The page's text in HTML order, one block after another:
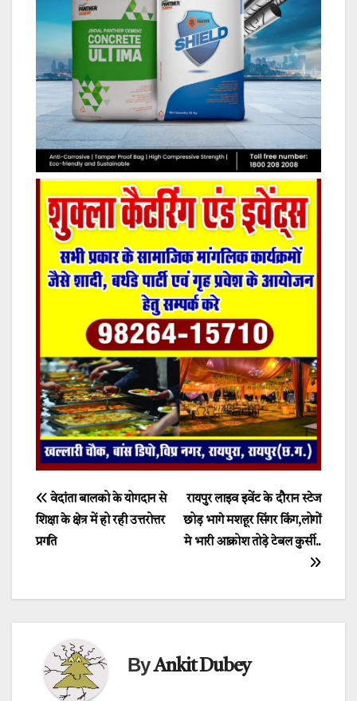
Post
navigation
रायपुर लाइव इवेंट के दौरान स्टेज
छोड़ भागे मशहूर सिंगर किंग,लोगों
मे भारी आक्रोश तोड़े टेबल कुर्सी..
वेदांता बालको के योगदान से
शिक्षा के क्षेत्र में हो रही उत्तरोत्तर
प्रगति
ByAnkit Dubey